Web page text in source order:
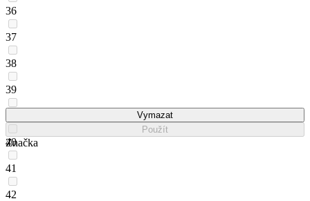
36
37
38
39
40
41
42
Vymazat
Použít
Značka